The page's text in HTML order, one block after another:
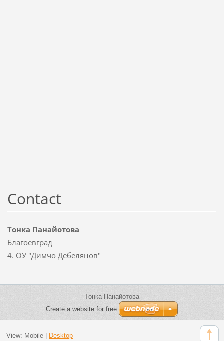
Contact
Тонка Панайотова
Благоевград
4. ОУ "Димчо Дебелянов"
Тонка Панайотова
Create a website for free
View: Mobile| Desktop